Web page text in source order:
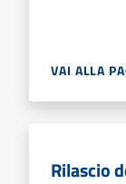
VAI ALLA
Rilascio